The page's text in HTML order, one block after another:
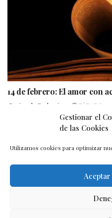
Gestionar el
de las Cookies
Utilizamos cookies para optimizar
14 de febrero: El amor con
Equipo de Redaccion SÁBADO,
Política